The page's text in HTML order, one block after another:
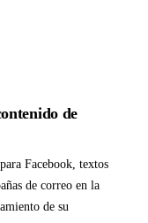
de
Facebook, textos
de correo en la
de su